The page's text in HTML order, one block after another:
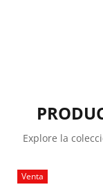
Explore la
Venta